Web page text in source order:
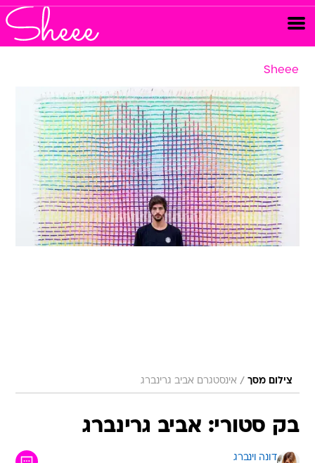
Sheee
צילום מסך / אינסטגרם אביב גרינברג
בק סטורי: אביב גרינברג
דונה וינברג